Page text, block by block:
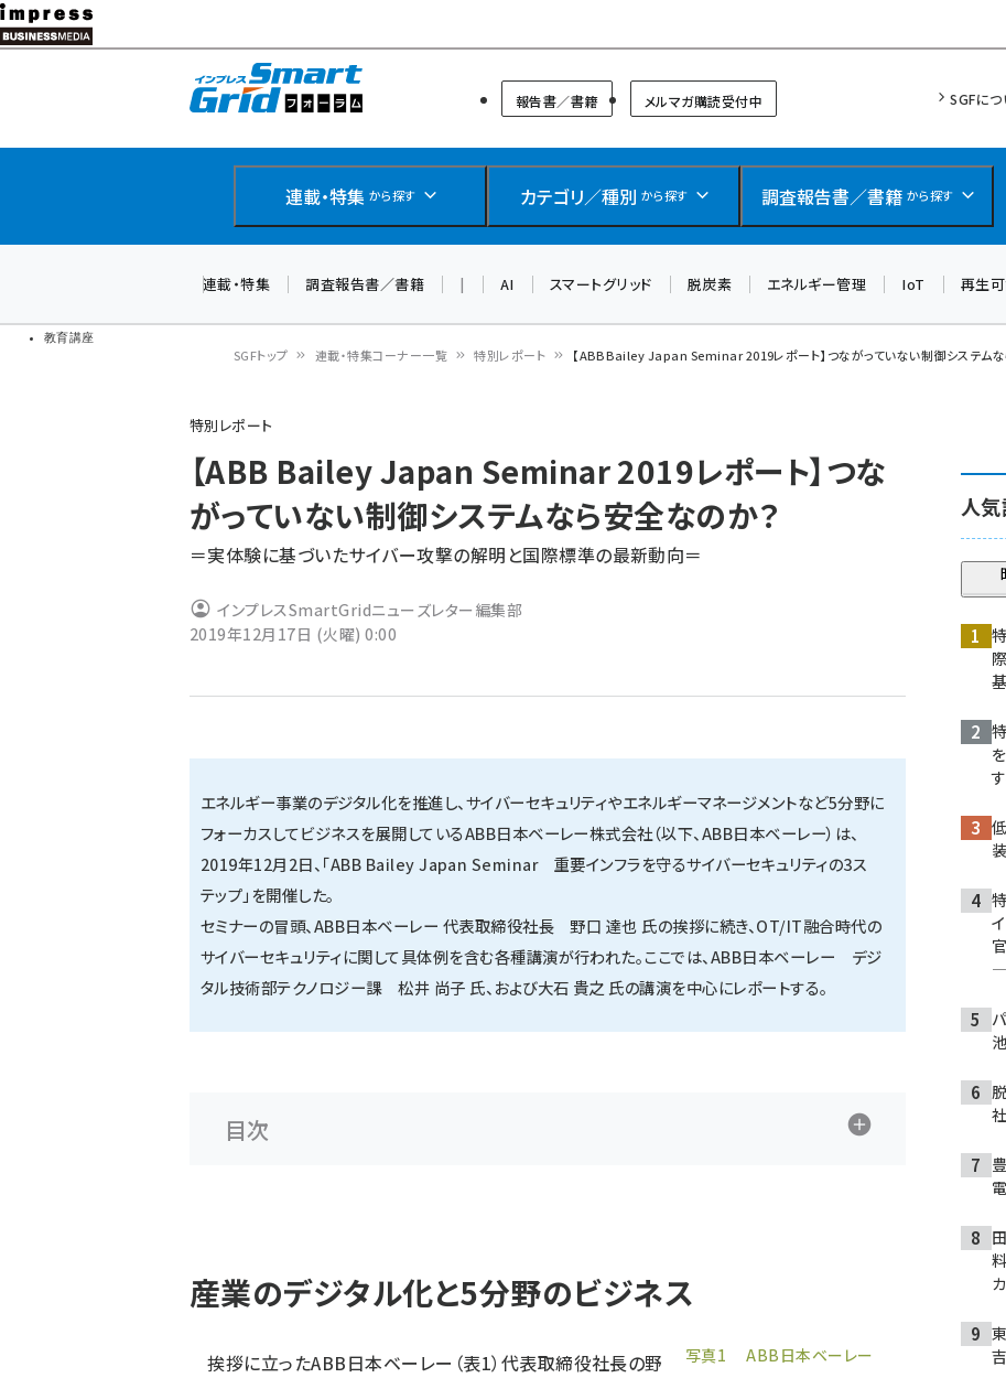
メ
イ
教育講座
スマートグリッドフォーラム
報告書／書籍 メルマガ購読受付中 SGFにつ
連載・特集 から探す カテゴリ／種別 から探す 調査報告書／書籍 から探す
連載・特集 調査報告書／書籍 | AI スマートグリッド 脱炭素 エネルギー管理 IoT 再生
ン
く
ず
SGFトップ 連載・特集コーナー一覧 特別レポート 【ABB Bailey Japan Seminar 2019レポート】つながっていない制御システム
特別レポート
【ABB Bailey Japan Seminar 2019レポート】つな
がっていない制御システムなら安全なのか？
＝実体験に基づいたサイバー攻撃の解明と国際標準の最新動向＝
インプレスSmartGridニューズレター編集部
2019年12月17日 (火曜) 0:00
エネルギー事業のデジタル化を推進し、サイバーセキュリティやエネルギーマネージメントなど5分野に
フォーカスしてビジネスを展開しているABB日本ベーレー株式会社（以下、ABB日本ベーレー）は、
2019年12月2日、「ABB Bailey Japan Seminar 重要インフラを守るサイバーセキュリティの3ス
テップ」を開催した。
セミナーの冒頭、ABB日本ベーレー 代表取締役社長 野口 達也 氏の挨拶に続き、OT/IT融合時代の
サイバーセキュリティに関して具体例を含む各種講演が行われた。ここでは、ABB日本ベーレー デジ
タル技術部テクノロジー課 松井 尚子 氏、および大石 貴之 氏の講演を中心にレポートする。
目次
産業のデジタル化と5分野のビジネス
写真1 ABB日本ベーレー
挨拶に立ったABB日本ベーレー（表1）代表取締役社長の野
人
―